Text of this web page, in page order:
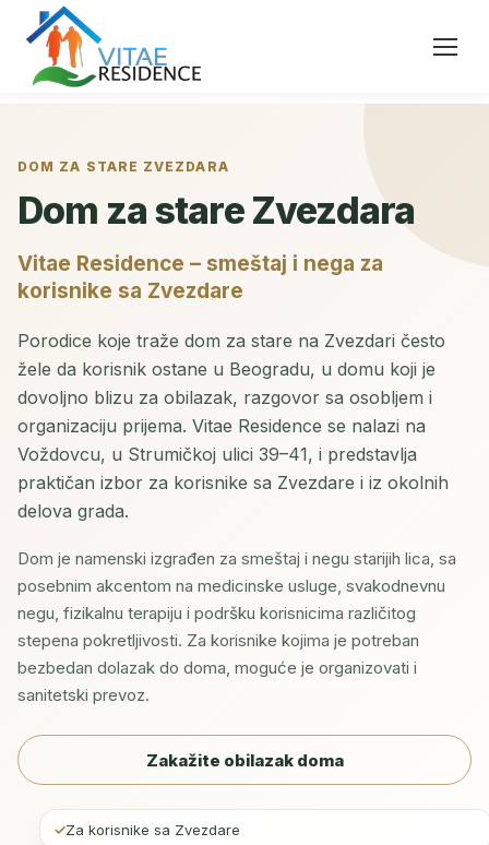
DOM ZA STARE ZVEZDARA
Dom za stare Zvezdara
Vitae Residence – smeštaj i nega za
korisnike sa Zvezdare
Porodice koje traže dom za stare na Zvezdari često
žele da korisnik ostane u Beogradu, u domu koji je
dovoljno blizu za obilazak, razgovor sa osobljem i
organizaciju prijema. Vitae Residence se nalazi na
Voždovcu, u Strumičkoj ulici 39–41, i predstavlja
praktičan izbor za korisnike sa Zvezdare i iz okolnih
delova grada.
Dom je namenski izgrađen za smeštaj i negu starijih lica, sa
posebnim akcentom na medicinske usluge, svakodnevnu
negu, fizikalnu terapiju i podršku korisnicima različitog
stepena pokretljivosti. Za korisnike kojima je potreban
bezbedan dolazak do doma, moguće je organizovati i
sanitetski prevoz.
Zakažite obilazak doma
Za korisnike sa Zvezdare